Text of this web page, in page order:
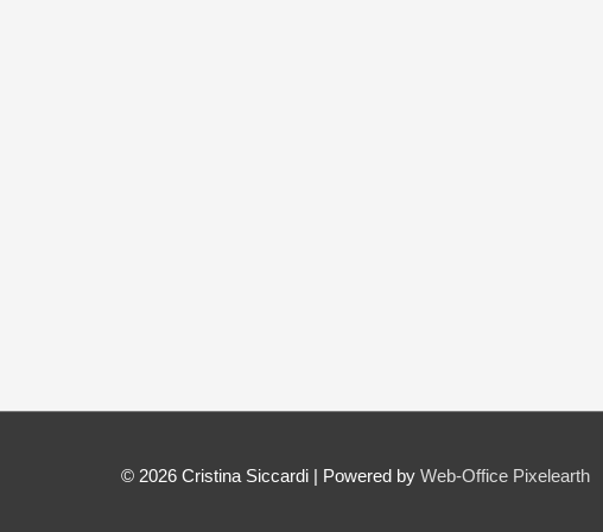
© 2026 Cristina Siccardi| Powered by Web-Office Pixelearth